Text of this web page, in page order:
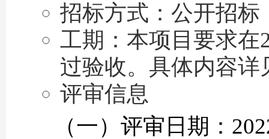
招标方式：公开招标
工期：本项目要求在
过验收。具体内容
评审信息
（一）评审日期：